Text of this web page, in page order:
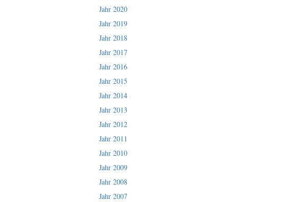
Jahr 2020
Jahr 2019
Jahr 2018
Jahr 2017
Jahr 2016
Jahr 2015
Jahr 2014
Jahr 2013
Jahr 2012
Jahr 2011
Jahr 2010
Jahr 2009
Jahr 2008
Jahr 2007